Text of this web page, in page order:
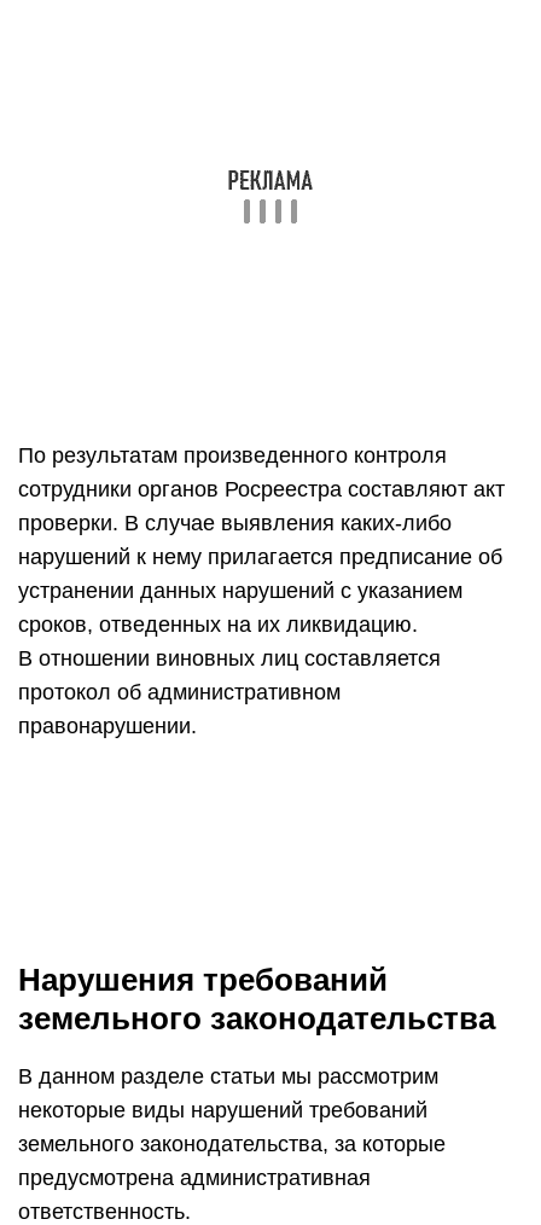
нарушений к нему прилагается предписание об
устранении данных нарушений с указанием
Нарушения требований
земельного законодательства
В данном разделе статьи мы рассмотрим
некоторые виды нарушений требований
правоустанавливающих документов на землю, а
в случае необходимости – без документов,
деятельности. Под самовольным занятием
земель понимается пользование чужим
земельным участком при отсутствии воли
собственника этого участка (иного